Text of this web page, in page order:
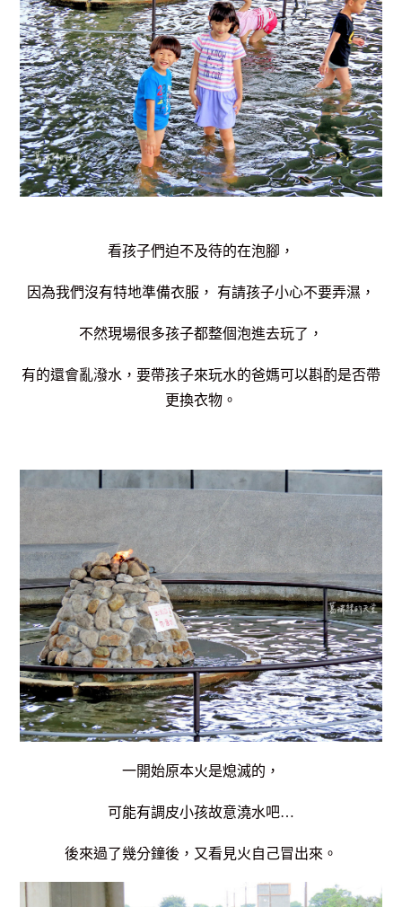
看孩子們迫不及待的在泡腳，
因為我們沒有特地準備衣服， 有請孩子小心不要弄濕，
不然現場很多孩子都整個泡進去玩了，
有的還會亂潑水，要帶孩子來玩水的爸媽可以斟酌是否帶
更換衣物。
一開始原本火是熄滅的，
可能有調皮小孩故意澆水吧…
後來過了幾分鐘後，又看見火自己冒出來。